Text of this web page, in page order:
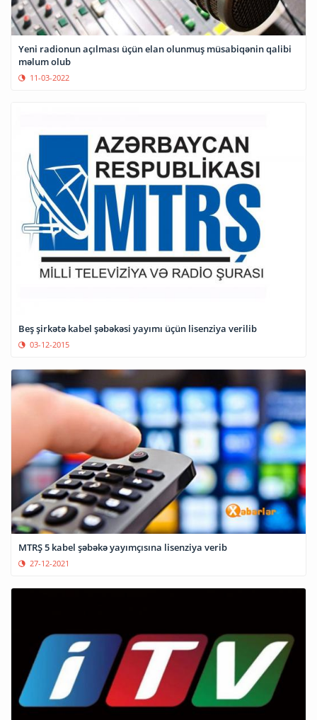
Yeni radionun açılması üçün elan olunmuş müsabiqənin qalibi
məlum olub
11-03-2022
Beş şirkətə kabel şəbəkəsi yayımı üçün lisenziya verilib
03-12-2015
MTRŞ 5 kabel şəbəkə yayımçısına lisenziya verib
27-12-2021